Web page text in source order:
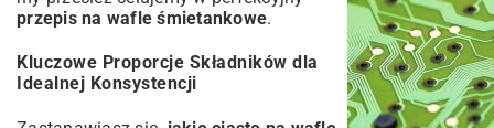
przepis na wafle śmietankowe.
Kluczowe Proporcje Składników dla
Idealnej Konsystencji